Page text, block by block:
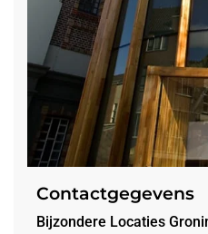
Contactgegevens
Bijzondere Locaties